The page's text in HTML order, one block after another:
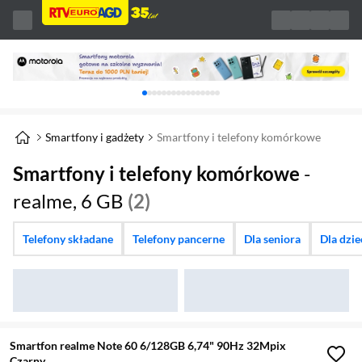
Karuzela z banerami, aktualny element 1 z
Smartfony i gadżety Smartfony i telefony komórkowe
Smartfony i telefony komórkowe -
realme, 6 GB (2)
Telefony składane Telefony pancerne Dla seniora Dla
Smartfon realme Note 60 6/128GB 6,74" 90Hz 32Mpix